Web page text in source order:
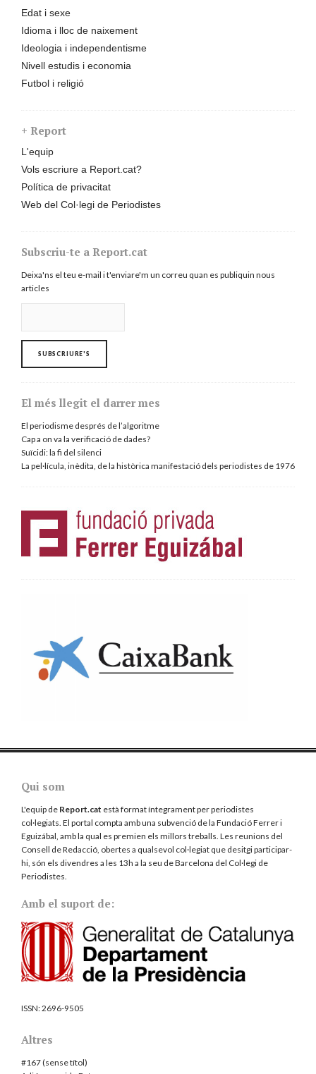
Edat i sexe
Idioma i lloc de naixement
Ideologia i independentisme
Nivell estudis i economia
Futbol i religió
+ Report
L'equip
Vols escriure a Report.cat?
Política de privacitat
Web del Col·legi de Periodistes
Subscriu-te a Report.cat
Deixa'ns el teu e-mail i t'enviare'm un correu quan es publiquin nous
articles
El més llegit el darrer mes
El periodisme després de l’algoritme
Cap a on va la verificació de dades?
Suïcidi: la fi del silenci
La pel·lícula, inèdita, de la històrica manifestació dels periodistes de 1976
Qui som
L'equip de Report.cat està format íntegrament per periodistes
col·legiats. El portal compta amb una subvenció de la Fundació Ferrer i
Eguizábal, amb la qual es premien els millors treballs. Les reunions del
Consell de Redacció, obertes a qualsevol col·legiat que desitgi participar-
hi, són els divendres a les 13h a la seu de Barcelona del Col·legi de
Periodistes
Amb el suport de:
ISSN:2696-9505
Altres
#167 (sense títol)